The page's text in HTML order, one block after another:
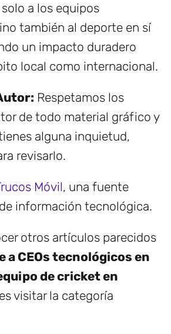
a los equipos
también al deporte en sí
un impacto duradero
local como internacional.
Respetamos los
de todo material gráfico y
alguna inquietud,
revisarlo.
Móvil, una fuente
información tecnológica.
otros artículos parecidos
a CEOs tecnológicos en
de cricket en
visitar la categoría